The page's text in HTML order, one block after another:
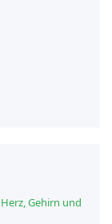
Gehirn und